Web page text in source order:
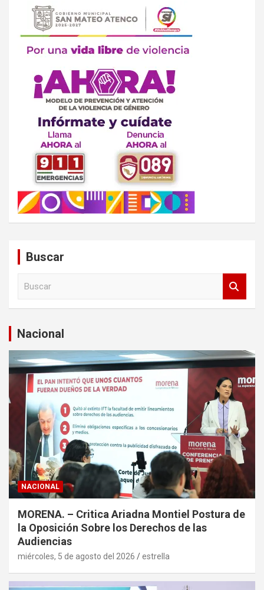
Buscar
a
r
Nacional
NACIONAL
MORENA. – Critica Ariadna Montiel Postura de
la Oposición Sobre los Derechos de las
Audiencias
miércoles, 5 de agosto del 2026 estrella